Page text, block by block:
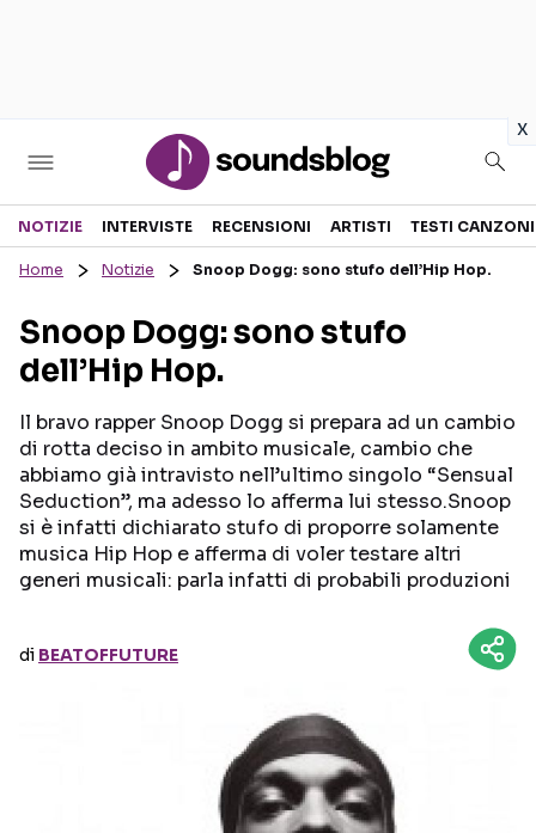
x
Sezioni
RECENSIONI MUSICALI
INTERVISTE
GOSSIP E CURIOSITÀ
TESTI CANZONI
TALENT SHOW
Seguici sui social
NOTIZIE INTERVISTE RECENSIONI ARTISTI TESTI CANZONI
Home Notizie Snoop Dogg: sono stufo dell’Hip Hop.
Snoop Dogg: sono stufo
dell’Hip Hop.
Il bravo rapper Snoop Dogg si prepara ad un cambio
di rotta deciso in ambito musicale, cambio che
abbiamo già intravisto nell’ultimo singolo “Sensual
Seduction”, ma adesso lo afferma lui stesso.Snoop
si è infatti dichiarato stufo di proporre solamente
musica Hip Hop e afferma di voler testare altri
generi musicali: parla infatti di probabili produzioni
di BEATOFFUTURE